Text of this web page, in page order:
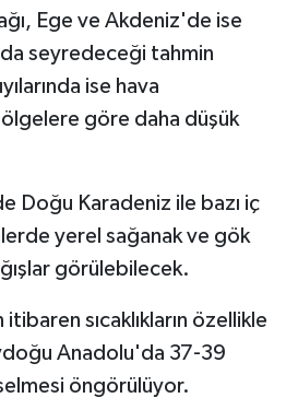
Ege ve Akdeniz'de ise
seyredeceği tahmin
ise hava
göre daha düşük
Doğu Karadeniz ile bazı iç
yerel sağanak ve gök
görülebilecek.
sıcaklıkların özellikle
Anadolu'da 37-39
öngörülüyor.